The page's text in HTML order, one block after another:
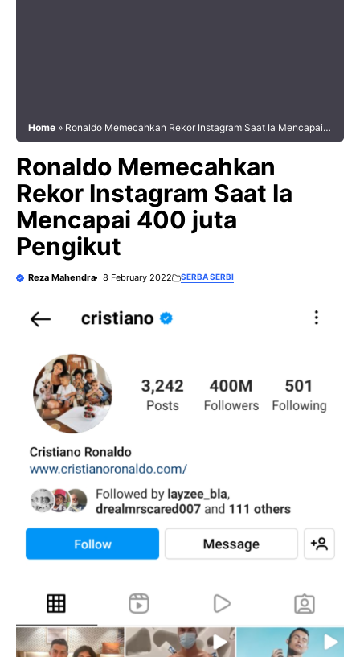
Home » Ronaldo Memecahkan Rekor Instagram Saat Ia Mencapai
Ronaldo Memecahkan
Rekor Instagram Saat Ia
Mencapai 400 juta
Pengikut
Reza Mahendra 8 February 2022 SERBA SERBI